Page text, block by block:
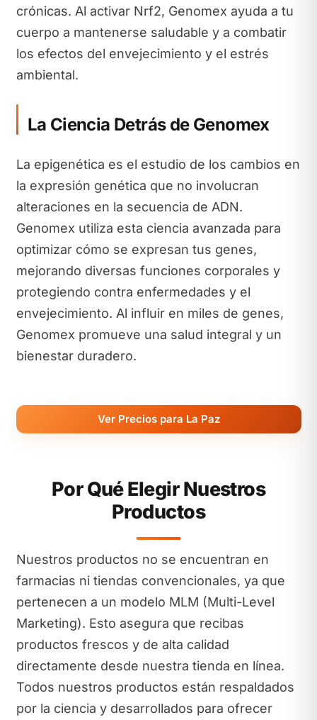
crónicas. Al activar Nrf2, Genomex ayuda a tu
cuerpo a mantenerse saludable y a combatir
los efectos del envejecimiento y el estrés
ambiental.
La Ciencia Detrás de Genomex
La epigenética es el estudio de los cambios en
la expresión genética que no involucran
alteraciones en la secuencia de ADN.
Genomex utiliza esta ciencia avanzada para
optimizar cómo se expresan tus genes,
mejorando diversas funciones corporales y
protegiendo contra enfermedades y el
envejecimiento. Al influir en miles de genes,
Genomex promueve una salud integral y un
bienestar duradero.
Ver Precios para La Paz
Por Qué Elegir Nuestros
Productos
Nuestros productos no se encuentran en
farmacias ni tiendas convencionales, ya que
pertenecen a un modelo MLM (Multi-Level
Marketing). Esto asegura que recibas
productos frescos y de alta calidad
directamente desde nuestra tienda en línea.
Todos nuestros productos están respaldados
por la ciencia y desarrollados para ofrecer